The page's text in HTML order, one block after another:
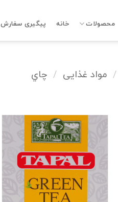
محصولات خانه پیگیری سفارش
/ مواد غذایی / چاي